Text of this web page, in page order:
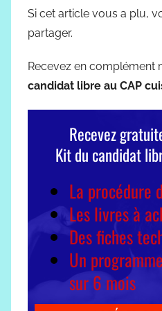
Si cet article vous a plu,
partager.
Recevez en complément
candidat libre au CAP